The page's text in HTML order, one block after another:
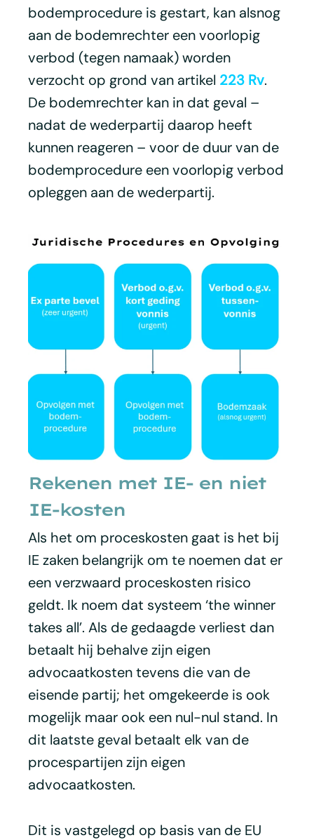
bodemprocedure is gestart, kan alsnog
aan de bodemrechter een voorlopig
verbod (tegen namaak) worden
verzocht op grond van artikel 223 Rv.
De bodemrechter kan in dat geval –
nadat de wederpartij daarop heeft
kunnen reageren – voor de duur van de
bodemprocedure een voorlopig verbod
opleggen aan de wederpartij.
Rekenen met IE- en niet
IE-kosten
Als het om proceskosten gaat is het bij
IE zaken belangrijk om te noemen dat er
een verzwaard proceskosten risico
geldt. Ik noem dat systeem ‘the winner
takes all’. Als de gedaagde verliest dan
betaalt hij behalve zijn eigen
advocaatkosten tevens die van de
eisende partij; het omgekeerde is ook
mogelijk maar ook een nul-nul stand. In
dit laatste geval betaalt elk van de
procespartijen zijn eigen
advocaatkosten.
Dit is vastgelegd op basis van de EU